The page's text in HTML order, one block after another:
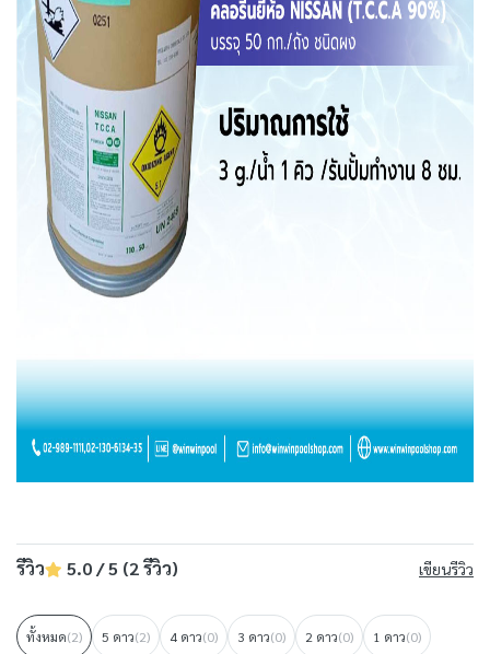
รีวิว 5.0 / 5 (2 รีวิว) เขียนรีวิว
ทั้งหมด(2) 5 ดาว(2) 4 ดาว(0) 3 ดาว(0) 2 ดาว(0) 1 ดาว(0)